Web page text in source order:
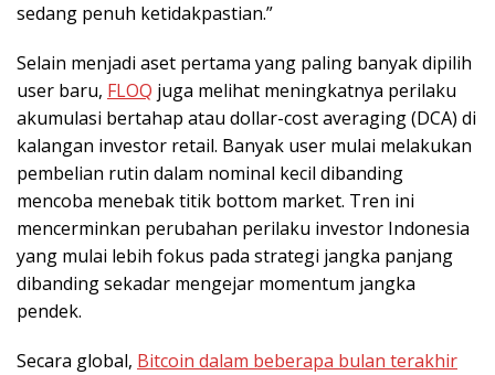
sedang penuh ketidakpastian.”
Selain menjadi aset pertama yang paling banyak dipilih
user baru, FLOQ juga melihat meningkatnya perilaku
akumulasi bertahap atau dollar-cost averaging (DCA) di
kalangan investor retail. Banyak user mulai melakukan
pembelian rutin dalam nominal kecil dibanding
mencoba menebak titik bottom market. Tren ini
mencerminkan perubahan perilaku investor Indonesia
yang mulai lebih fokus pada strategi jangka panjang
dibanding sekadar mengejar momentum jangka
pendek.
Secara global, Bitcoin dalam beberapa bulan terakhir